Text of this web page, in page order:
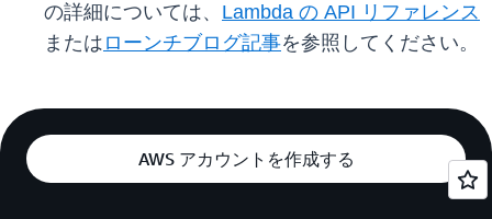
の詳細については、 Lambda の API リファレンス
または ローンチブログ記事を参照してください。
AWS アカウントを作成する